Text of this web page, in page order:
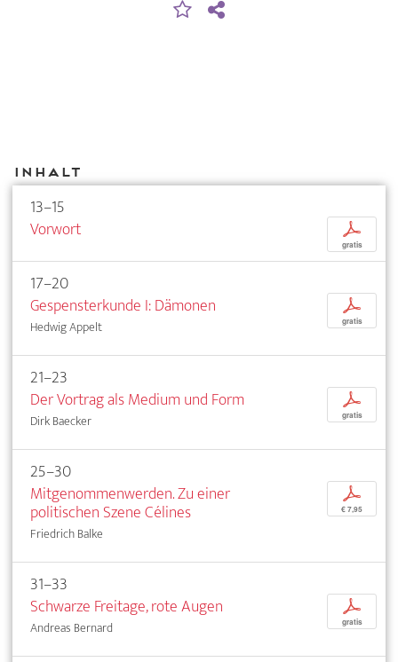
Inhalt
13–15
Vorwort
p
gratis
17–20
Gespensterkunde I: Dämonen
Hedwig Appelt
p
gratis
21–23
Der Vortrag als Medium und Form
Dirk Baecker
p
gratis
25–30
Mitgenommenwerden. Zu einer
politischen Szene Célines
Friedrich Balke
p
€ 7,95
31–33
Schwarze Freitage, rote Augen
Andreas Bernard
p
gratis